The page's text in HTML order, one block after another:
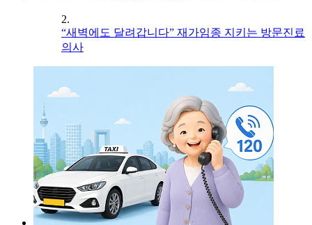
2.
“새벽에도 달려갑니다” 재가임종 지키는 방문진료
의사